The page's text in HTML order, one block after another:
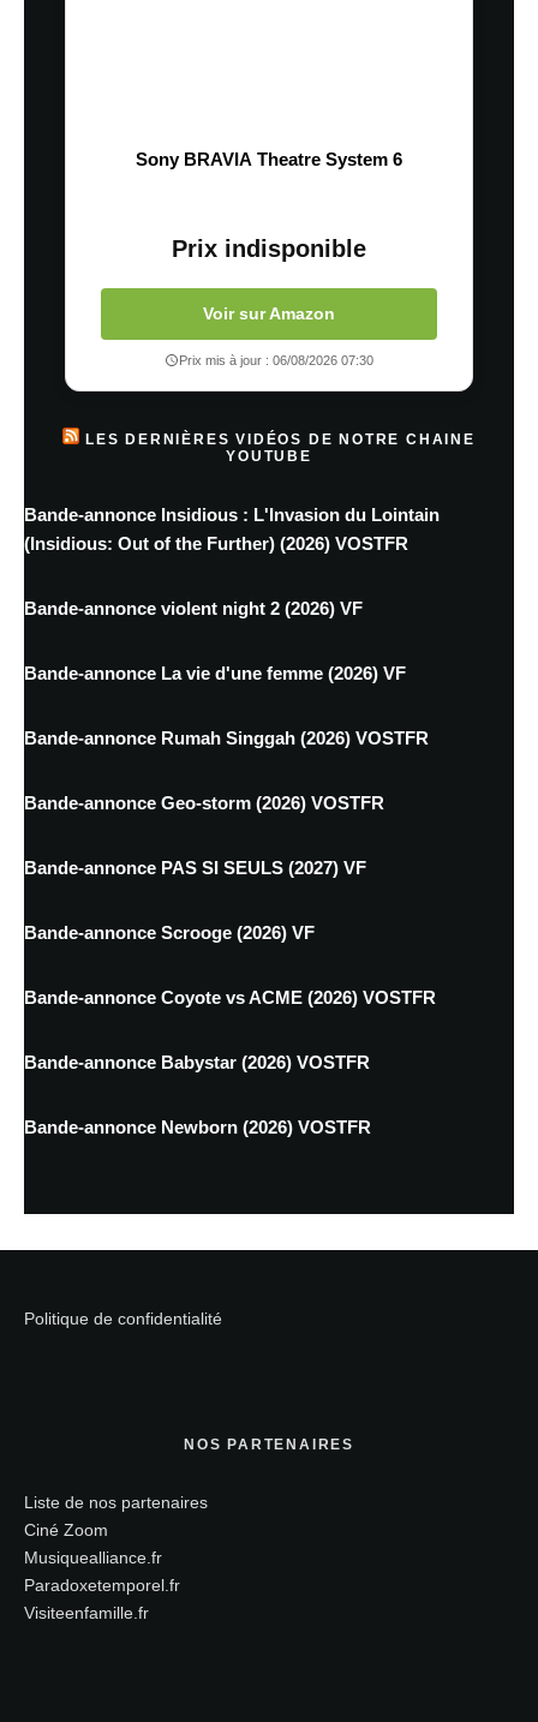
Sony BRAVIA Theatre System 6
Prix indisponible
Voir sur Amazon
Prix mis à jour : 06/08/2026 07:30
LES DERNIÈRES VIDÉOS DE NOTRE CHAINE
YOUTUBE
Bande-annonce Insidious : L'Invasion du Lointain
(Insidious: Out of the Further) (2026) VOSTFR
Bande-annonce violent night 2 (2026) VF
Bande-annonce La vie d'une femme (2026) VF
Bande-annonce Rumah Singgah (2026) VOSTFR
Bande-annonce Geo-storm (2026) VOSTFR
Bande-annonce PAS SI SEULS (2027) VF
Bande-annonce Scrooge (2026) VF
Bande-annonce Coyote vs ACME (2026) VOSTFR
Bande-annonce Babystar (2026) VOSTFR
Bande-annonce Newborn (2026) VOSTFR
Politique de confidentialité
NOS PARTENAIRES
Liste de nos partenaires
Ciné Zoom
Musiquealliance.fr
Paradoxetemporel.fr
Visiteenfamille.fr